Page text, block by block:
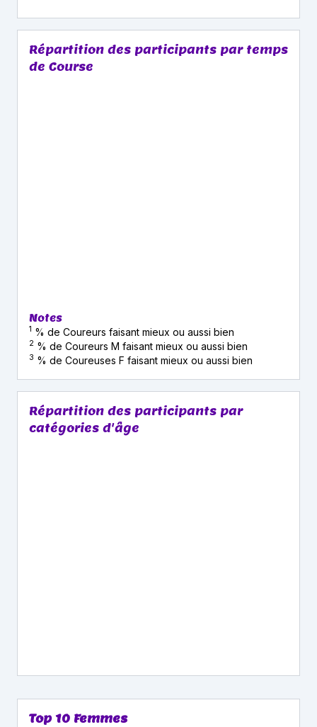
Répartition des participants par temps
de Course
Notes
1 % de Coureurs faisant mieux ou aussi bien
2 % de Coureurs M faisant mieux ou aussi bien
3 % de Coureuses F faisant mieux ou aussi bien
Répartition des participants par
catégories d'âge
Top 10 Femmes